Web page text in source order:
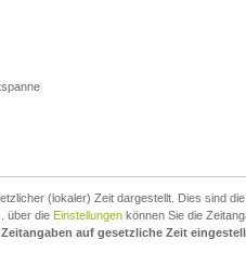
(lokaler) Zeit dargestellt. Dies sind
über die Einstellungen können Sie die
auf gesetzliche Zeit